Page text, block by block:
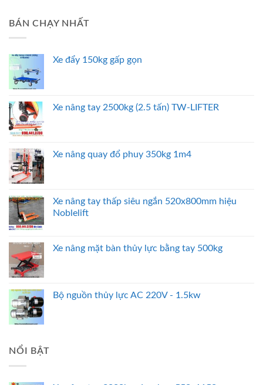
BÁN CHẠY NHẤT
Xe đẩy 150kg gấp gọn
Xe nâng tay 2500kg (2.5 tấn) TW-LIFTER
Xe nâng quay đổ phuy 350kg 1m4
Xe nâng tay thấp siêu ngắn 520x800mm hiệu
Noblelift
Xe nâng mặt bàn thủy lực bằng tay 500kg
Bộ nguồn thủy lực AC 220V - 1.5kw
NỔI BẬT